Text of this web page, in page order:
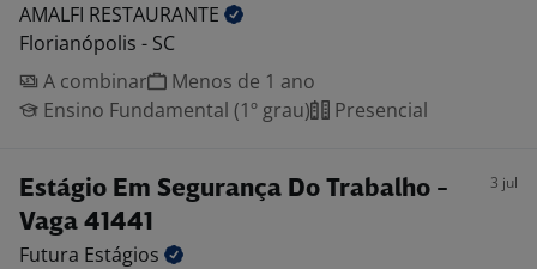
AMALFI RESTAURANTE
Florianópolis - SC
A combinar
Menos de 1 ano
Ensino Fundamental (1º grau)
Presencial
Estágio Em Segurança Do Trabalho -
Vaga 41441
3 jul
Futura Estágios